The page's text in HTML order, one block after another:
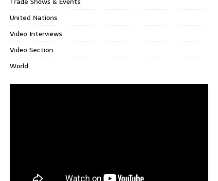
United Nations
Video Interviews
Video Section
World